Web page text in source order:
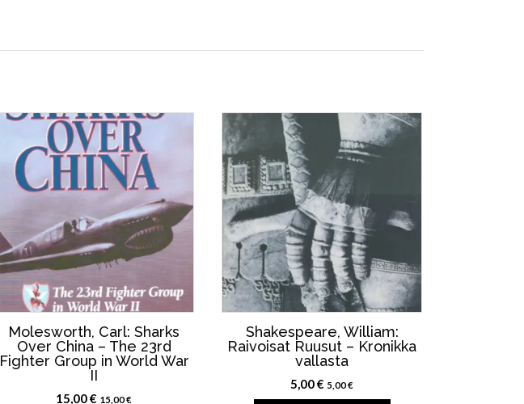
Molesworth, Carl: Sharks
Over China – The 23rd
Fighter Group in World War
II
15,00€ 15,00€
Shakespeare, William:
Raivoisat Ruusut – Kronikka
vallasta
5,00€ 5,00€